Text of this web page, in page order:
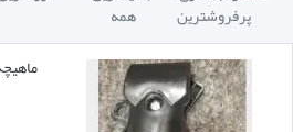
پرفروشترین
همه